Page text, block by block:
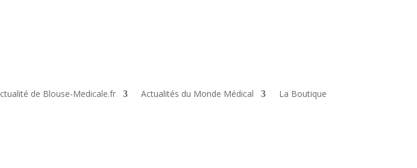
de Blouse-Medicale.fr Actualités du Monde Médical La Boutique